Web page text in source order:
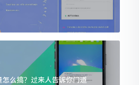
么搞？过来人告诉你门道